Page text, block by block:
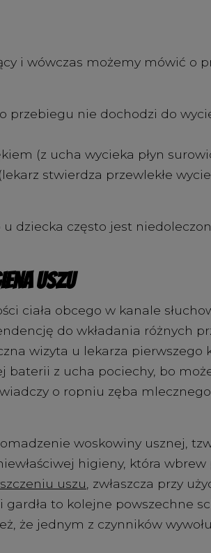
i wówczas możemy mówić o
przebiegu nie dochodzi do
(z ucha wycieka płyn
stwierdza przewlekłe
dziecka często jest
uszu
ciała obcego w kanale
do wkładania różnych
wizyta u lekarza pierwszego
z ucha pociechy, bo
o ropniu zęba
woskowiny usznej,
higieny, która
uszu , zwłaszcza przy
gardła to kolejne powszechne
że jednym z czynników